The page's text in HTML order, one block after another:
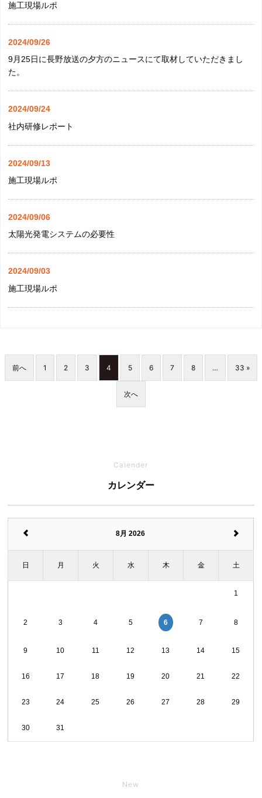
施工現場ルポ
2024/09/26
9月25日に長野放送の夕方のニュースにて取材していただきまし
た。
2024/09/24
社内研修レポート
2024/09/13
施工現場ルポ
2024/09/06
太陽光発電システムの必要性
2024/09/03
施工現場ルポ
前へ 1 2 3 4 5 6 7 8 … 33 »
次へ
Calender
カレンダー
8月 2026
日 月 火 水 木 金 土
1
2 3 4 5 6 7 8
9 10 11 12 13 14 15
16 17 18 19 20 21 22
23 24 25 26 27 28 29
30 31
New